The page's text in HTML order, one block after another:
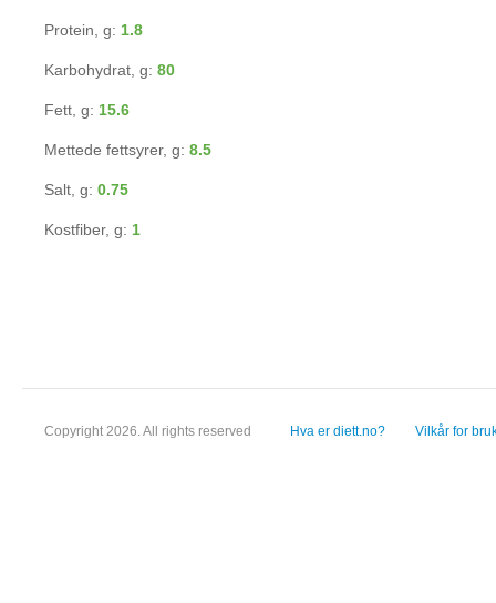
Protein, g: 1.8
Karbohydrat, g: 80
Fett, g: 15.6
Mettede fettsyrer, g: 8.5
Salt, g: 0.75
Kostfiber, g: 1
Copyright 2026. All rights reserved Hva er diett.no? Vilkår for